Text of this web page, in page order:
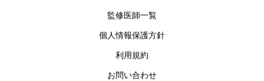
監修医師一覧
個人情報保護方針
利用規約
お問い合わせ